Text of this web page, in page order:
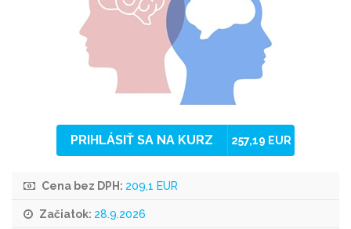
PRIHLÁSIŤ SA NA KURZ 257,19 EUR
Cena bez DPH: 209,1 EUR
Začiatok: 28.9.2026